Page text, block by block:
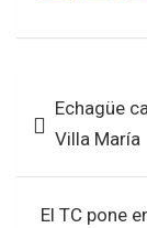
ce
o
o
k
tt
de Echagüe
Villa María
El TC pone